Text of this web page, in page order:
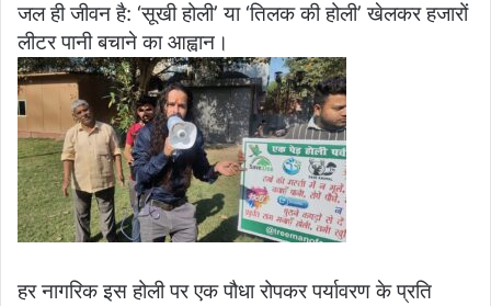
जल ही जीवन है: ‘सूखी होली’ या ‘तिलक की होली’ खेलकर हजारों
लीटर पानी बचाने का आह्वान।
हर नागरिक इस होली पर एक पौधा रोपकर पर्यावरण के प्रति